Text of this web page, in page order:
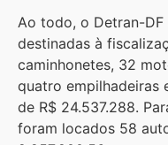
Ao todo, o Detran-
destinadas à
caminhonetes, 32
quatro empilhadeiras
de R$ 24.537.288.
foram locados 58